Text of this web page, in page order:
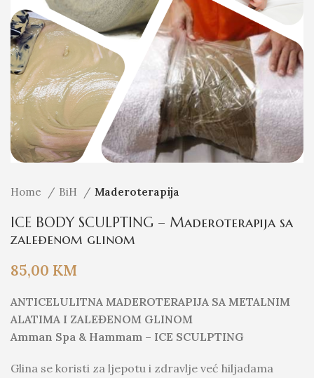
Home BiH Maderoterapija
ICE BODY SCULPTING – Maderoterapija sa
zaleđenom glinom
85,00 KM
ANTICELULITNA MADEROTERAPIJA SA METALNIM
ALATIMA I ZALEĐENOM GLINOM
Amman Spa & Hammam – ICE SCULPTING
Glina se koristi za ljepotu i zdravlje već hiljadama